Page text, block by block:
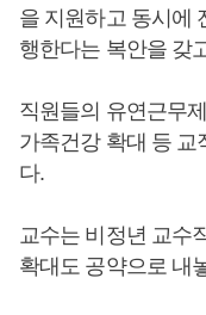
을 지원하고 동시에
행한다는 복안을 갖
직원들의 유연근무
가족건강 확대 등 교
다.
교수는 비정년 교수
확대도 공약으로 내